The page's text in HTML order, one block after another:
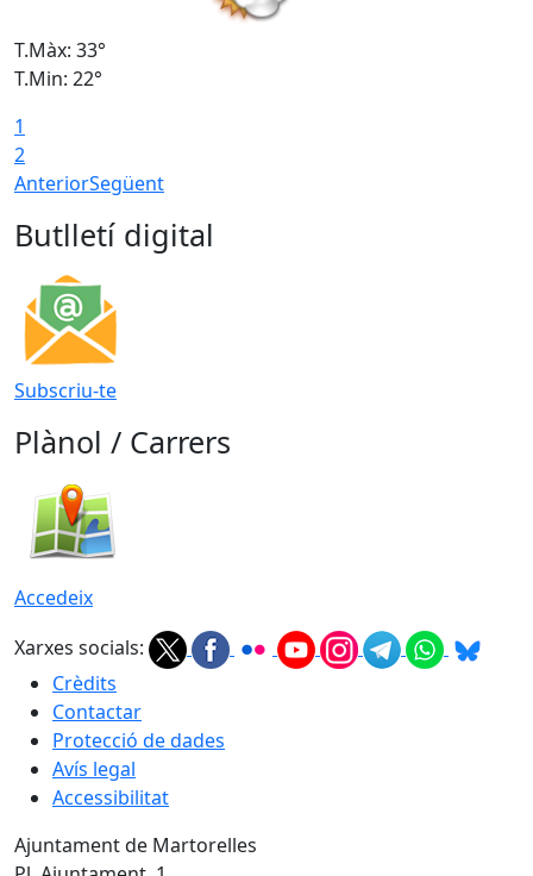
T.Màx: 33°
T.Min: 22°
1
2
AnteriorSegüent
Butlletí digital
Subscriu-te
Plànol / Carrers
Accedeix
Xarxes socials:
Crèdits
Contactar
Protecció de dades
Avís legal
Accessibilitat
Ajuntament de Martorelles